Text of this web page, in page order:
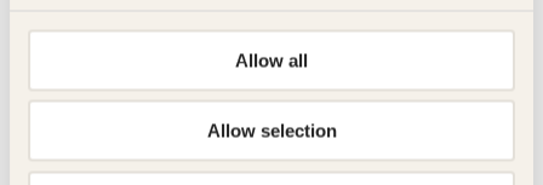
Allow all
Allow selection
Finn F. Jertsen, Geir Florhaug
Verdens
VatsyayanaKari Joynt
Kamasutra